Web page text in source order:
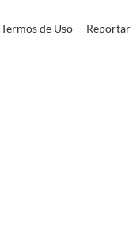
Termos de Uso – Reportar